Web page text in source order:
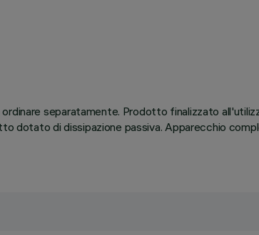
separatamente. Prodotto finalizzato
dotato di dissipazione passiva. Apparecchio